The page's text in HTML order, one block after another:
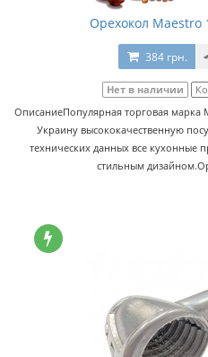
Орехокол Maestro
384 грн.
Нет в наличии
ОписаниеПопулярная торговая марка
Украину высококачественную
технических данных все кухонные
стильным